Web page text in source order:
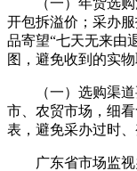
开包拆溢价；采办
品寄望“七天无来由
图，避免收到的实物
（一）选购渠道
市、农贸市场，细
表，避免采办过时
广东省市场监视